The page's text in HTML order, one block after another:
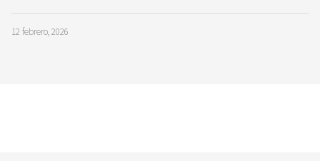
12 febrero, 2026